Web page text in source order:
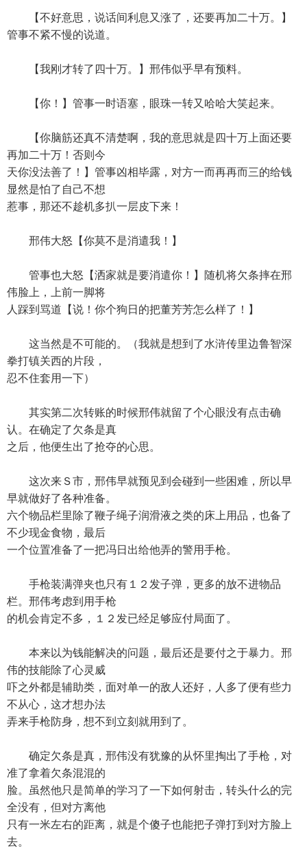
【不好意思，说话间利息又涨了，还要再加二十万。】
管事不紧不慢的说道。
【我刚才转了四十万。】邢伟似乎早有预料。
【你！】管事一时语塞，眼珠一转又哈哈大笑起来。
【你脑筋还真不清楚啊，我的意思就是四十万上面还要
再加二十万！否则今
天你没法善了！】管事凶相毕露，对方一而再再而三的给钱
显然是怕了自己不想
惹事，那还不趁机多扒一层皮下来！
邢伟大怒【你莫不是消遣我！】
管事也大怒【洒家就是要消遣你！】随机将欠条摔在邢
伟脸上，上前一脚将
人踩到骂道【说！你个狗日的把董芳芳怎么样了！】
这当然是不可能的。（我就是想到了水浒传里边鲁智深
拳打镇关西的片段，
忍不住套用一下）
其实第二次转账的时候邢伟就留了个心眼没有点击确
认。在确定了欠条是真
之后，他便生出了抢夺的心思。
这次来Ｓ市，邢伟早就预见到会碰到一些困难，所以早
早就做好了各种准备。
六个物品栏里除了鞭子绳子润滑液之类的床上用品，也备了
不少现金食物，最后
一个位置准备了一把冯日出给他弄的警用手枪。
手枪装满弹夹也只有１２发子弹，更多的放不进物品
栏。邢伟考虑到用手枪
的机会肯定不多，１２发已经足够应付局面了。
本来以为钱能解决的问题，最后还是要付之于暴力。邢
伟的技能除了心灵威
吓之外都是辅助类，面对单一的敌人还好，人多了便有些力
不从心，这才想办法
弄来手枪防身，想不到立刻就用到了。
确定欠条是真，邢伟没有犹豫的从怀里掏出了手枪，对
准了拿着欠条混混的
脸。虽然他只是简单的学习了一下如何射击，转头什么的完
全没有，但对方离他
只有一米左右的距离，就是个傻子也能把子弹打到对方脸上
去。